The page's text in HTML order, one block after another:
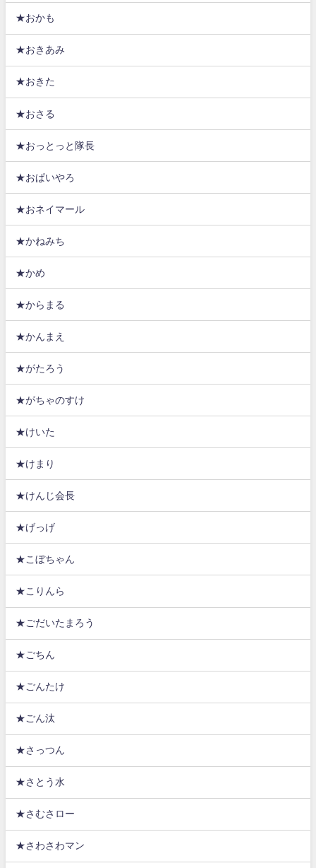
★おかも
★おきあみ
★おきた
★おさる
★おっとっと隊長
★おぱいやろ
★おネイマール
★かねみち
★かめ
★からまる
★かんまえ
★がたろう
★がちゃのすけ
★けいた
★けまり
★けんじ会長
★げっげ
★こぼちゃん
★こりんら
★ごだいたまろう
★ごちん
★ごんたけ
★ごん汰
★さっつん
★さとう水
★さむさロー
★さわさわマン